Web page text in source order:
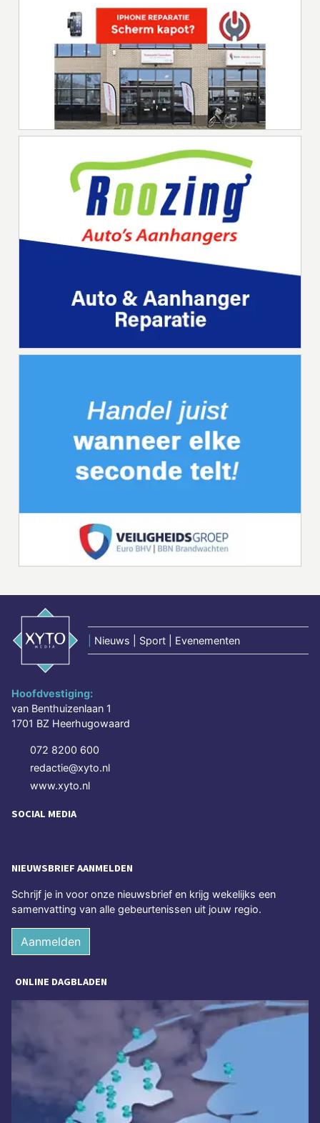
Nieuws | Sport | Evenementen
Hoofdvestiging:
van Benthuizenlaan 1
1701 BZ Heerhugowaard
072 8200 600
redactie@xyto.nl
www.xyto.nl
SOCIAL MEDIA
NIEUWSBRIEF AANMELDEN
Schrijf je in voor onze nieuwsbrief en krijg wekelijks een
samenvatting van alle gebeurtenissen uit jouw regio.
Aanmelden
ONLINE DAGBLADEN